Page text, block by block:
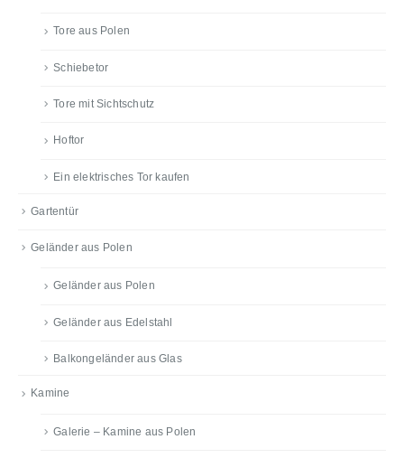
Tore aus Polen
Schiebetor
Tore mit Sichtschutz
Hoftor
Ein elektrisches Tor kaufen
Gartentür
Geländer aus Polen
Geländer aus Polen
Geländer aus Edelstahl
Balkongeländer aus Glas
Kamine
Galerie – Kamine aus Polen